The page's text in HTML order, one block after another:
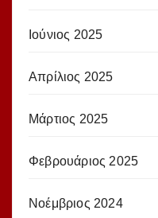
Ιούνιος 2025
Απρίλιος 2025
Μάρτιος 2025
Φεβρουάριος 2025
Νοέμβριος 2024